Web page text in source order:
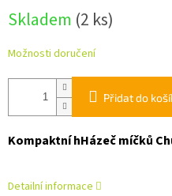
cena:
Skladem (2 ks)
Možnosti doručení
Přidat do
Kompaktní hHázeč míčků
Detailní informace